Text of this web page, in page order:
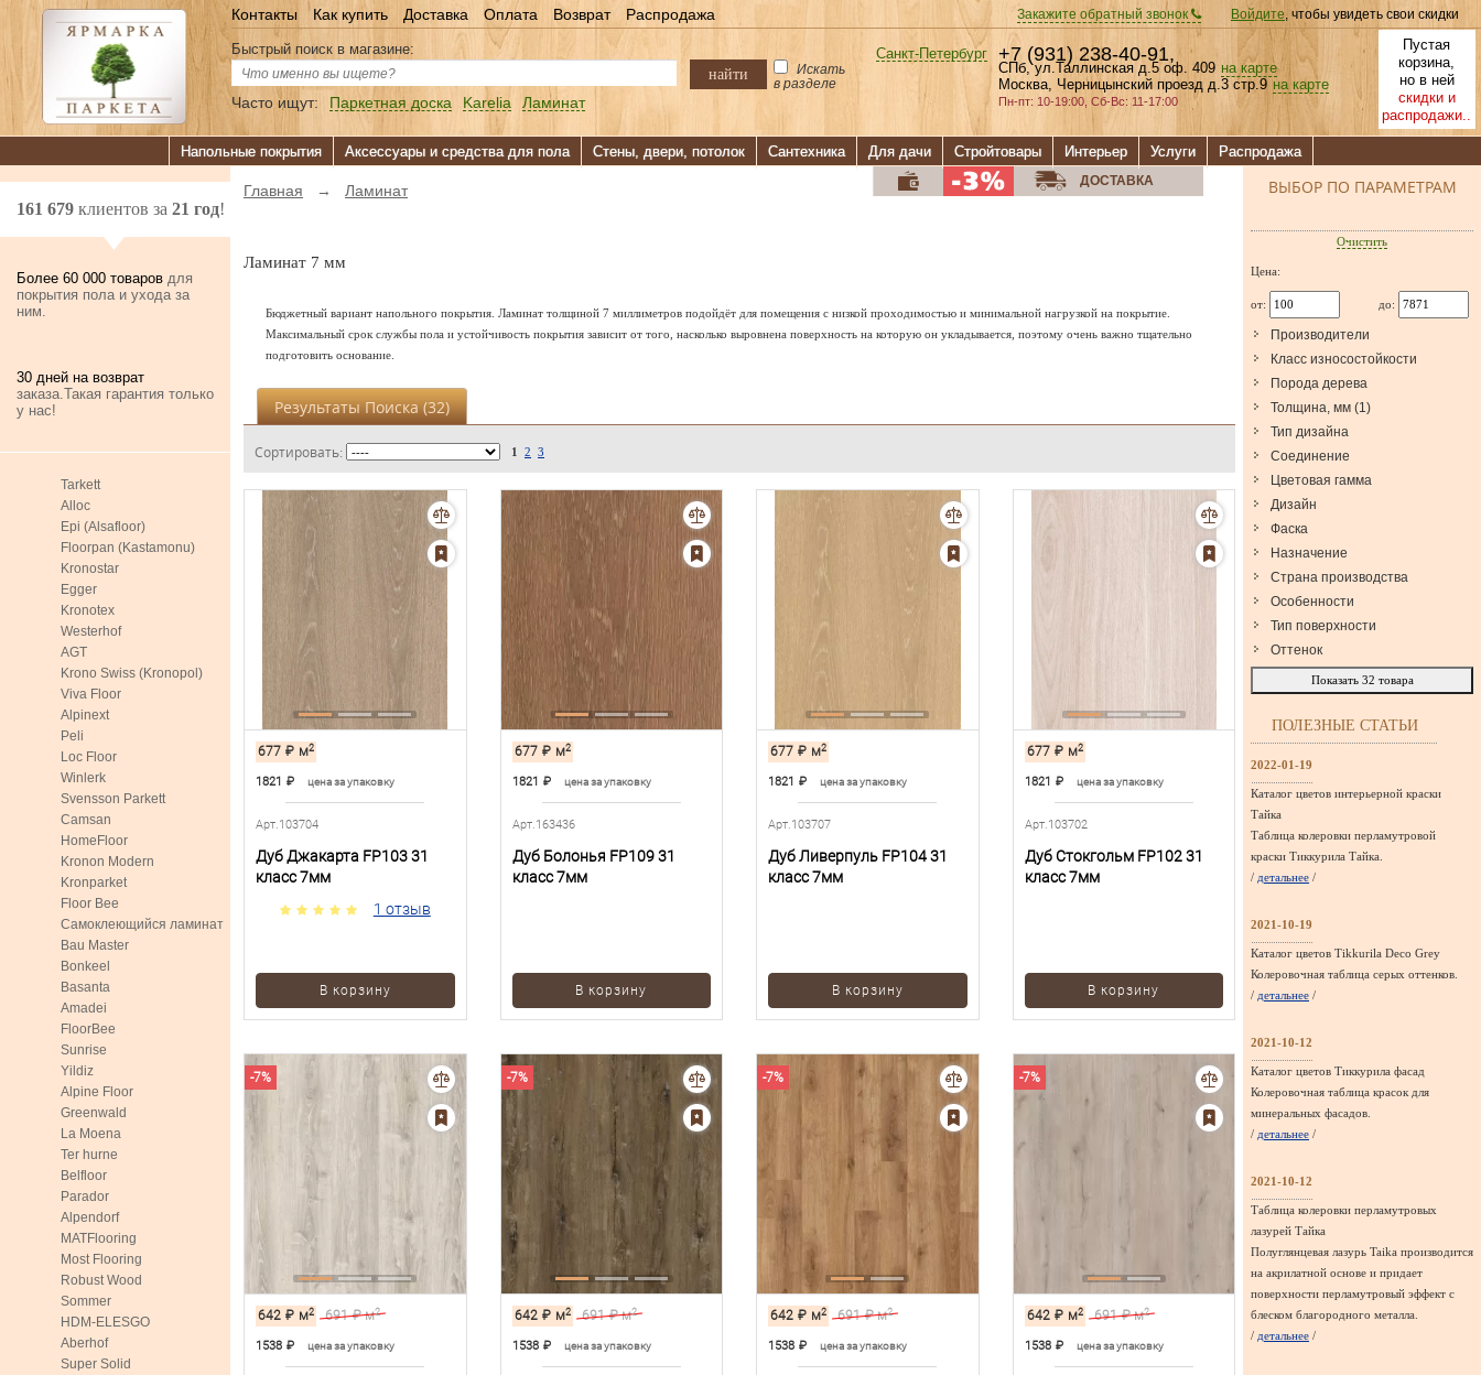
Закажите обратный звонок Войдите, чтобы увидеть свои скидки
Контакты Как купить Доставка Оплата Возврат Распродажа
Пустая
корзина,
но в ней
скидки и
распродажи..
Санкт-Петербург +7 (931) 238-40-91,
СПб, ул.Таллинская д.5 оф. 409 на карте
Москва, Черницынский проезд д.3 стр.9 на карте
Пн-пт: 10-19:00, Сб-Вс: 11-17:00
Быстрый поиск в магазине:
найти
Искать
в разделе
Часто ищут: Паркетная доска Karelia Ламинат
Напольные покрытия Аксессуары и средства для пола Стены, двери, потолок Сантехника Для дачи Стройтовары Интерьер Услуги Распродажа
161 679 клиентов за 21 год!
Более 60 000 товаров для
покрытия пола и ухода за
ним.
30 дней на возврат
заказа.Такая гарантия только
у нас!
Tarkett
Alloc
Epi (Alsafloor)
Floorpan (Kastamonu)
Kronostar
Egger
Kronotex
Westerhof
AGT
Krono Swiss (Kronopol)
Viva Floor
Alpinext
Peli
Loc Floor
Winlerk
Svensson Parkett
Camsan
HomeFloor
Kronon Modern
Kronparket
Floor Bee
Самоклеющийся ламинат
Bau Master
Bonkeel
Basanta
Amadei
FloorBee
Sunrise
Yildiz
Alpine Floor
Greenwald
La Moena
Ter hurne
Belfloor
Parador
Alpendorf
MATFlooring
Most Flooring
Robust Wood
Sommer
HDM-ELESGO
Aberhof
Super Solid
Главная → Ламинат
ДОСТАВКА
Ламинат 7 мм
Бюджетный вариант напольного покрытия. Ламинат толщиной 7 миллиметров подойдёт для помещения с низкой проходимостью и минимальной нагрузкой на покрытие.
Максимальный срок службы пола и устойчивость покрытия зависит от того, насколько выровнена поверхность на которую он укладывается, поэтому очень важно тщательно
подготовить основание.
Результаты Поиска (32)
Сортировать: 1 2 3
677 ₽ м2
1821 ₽ цена за упаковку
Арт.103704
Дуб Джакарта FP103 31
класс 7мм
1 отзыв
В корзину
677 ₽ м2
1821 ₽ цена за упаковку
Арт.163436
Дуб Болонья FP109 31
класс 7мм
В корзину
677 ₽ м2
1821 ₽ цена за упаковку
Арт.103707
Дуб Ливерпуль FP104 31
класс 7мм
В корзину
677 ₽ м2
1821 ₽ цена за упаковку
Арт.103702
Дуб Стокгольм FP102 31
класс 7мм
В корзину
-7%
642 ₽ м2 691 ₽ м2
1538 ₽ цена за упаковку
-7%
642 ₽ м2 691 ₽ м2
1538 ₽ цена за упаковку
-7%
642 ₽ м2 691 ₽ м2
1538 ₽ цена за упаковку
-7%
642 ₽ м2 691 ₽ м2
1538 ₽ цена за упаковку
ВЫБОР ПО ПАРАМЕТРАМ
Очистить
Цена:
от: до:
Производители
Класс износостойкости
Порода дерева
Толщина, мм (1)
Тип дизайна
Соединение
Цветовая гамма
Дизайн
Фаска
Назначение
Страна производства
Особенности
Тип поверхности
Оттенок
Показать 32 товара
ПОЛЕЗНЫЕ СТАТЬИ
2022-01-19
Каталог цветов интерьерной краски
Тайка
Таблица колеровки перламутровой
краски Тиккурила Тайка.
/ детальнее /
2021-10-19
Каталог цветов Tikkurila Deco Grey
Колеровочная таблица серых оттенков.
/ детальнее /
2021-10-12
Каталог цветов Тиккурила фасад
Колеровочная таблица красок для
минеральных фасадов.
/ детальнее /
2021-10-12
Таблица колеровки перламутровых
лазурей Тайка
Полуглянцевая лазурь Taika производится
на акрилатной основе и придает
поверхности перламутровый эффект с
блеском благородного металла.
/ детальнее /